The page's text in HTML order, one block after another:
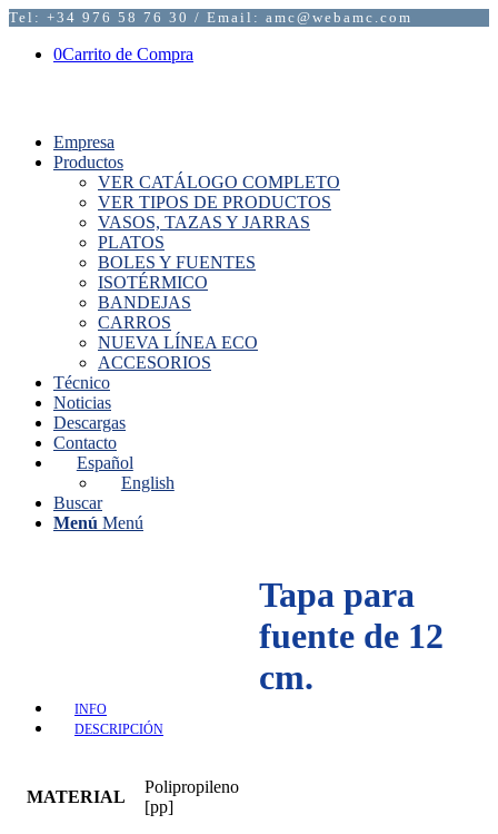
Tel: +34 976 58 76 30 / Email: amc@webamc.com
0Carrito de Compra
Empresa
Productos
VER CATÁLOGO COMPLETO
VER TIPOS DE PRODUCTOS
VASOS, TAZAS Y JARRAS
PLATOS
BOLES Y FUENTES
ISOTÉRMICO
BANDEJAS
CARROS
NUEVA LÍNEA ECO
ACCESORIOS
Técnico
Noticias
Descargas
Contacto
Español
English
Buscar
Menú Menú
Tapa para
fuente de 12
cm.
INFO
DESCRIPCIÓN
MATERIAL
Polipropileno
[pp]